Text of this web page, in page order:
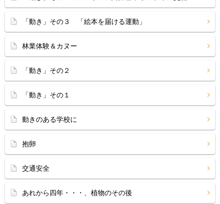
「動き」その３ 「絵本を届ける運動」
林業体験＆カヌー
「動き」その２
「動き」その１
動きのある学校に
抱卵
交通安全
あれから四年・・・、植物のその後